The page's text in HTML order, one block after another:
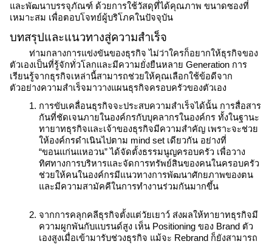
และพัฒนาบรรจุภัณฑ์ ด้วยการใช้วัสดุที่ได้คุณภาพ ขนาดซองที่
เหมาะสม เพื่อตอบโจทย์ผู้บริโภคในปัจจุบัน
บทสรุปและแนวทางสู่ความสำเร็จ
ท่ามกลางการแข่งขันของธุรกิจ ไม่ว่าใครก็อยากให้ธุรกิจของ
ตัวเองเป็นที่รู้จักทั่วโลกและมีความยั่งยืนหลาย Generation การ
เรียนรู้จากธุรกิจเหล่านี้สามารถช่วยให้คุณเลือกใช้ข้อดีจาก
ตัวอย่างความสำเร็จมาวางแผนธุรกิจครอบครัวของตัวเอง
การขับเคลื่อนธุรกิจจะประสบความสำเร็จได้นั้น การสื่อสาร
กันที่ชัดเจนภายในองค์กรกับบุคลากรในองค์กร ทั้งในฐานะ
ทายาทธุรกิจและเจ้าของธุรกิจมีความสำคัญ เพราะจะช่วย
ให้องค์กรดำเนินไปตาม mind set เดียวกัน อย่างที่
“ขอนแก่นแหอวน” ได้จัดตั้งธรรมนูญครอบครัว เพื่อวาง
ทิศทางการบริหารและจัดการทรัพย์สินของคนในครอบครัว
ช่วยให้คนในองค์กรมีแนวทางการพัฒนาศักยภาพของตน
และมีความสามัคคีในการทำงานร่วมกันมากขึ้น
จากการคลุกคลีธุรกิจตั้งแต่วัยเยาว์ ส่งผลให้ทายาทธุรกิจมี
ความผูกพันกับแบรนด์สูง เห็น Positioning ของ Brand ตัว
เองสูงเมื่อเข้ามารับช่วงธุรกิจ แม้จะ Rebrand ก็ยังสามารถ